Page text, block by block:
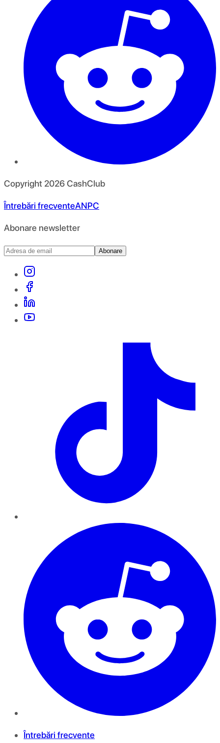
Copyright 2026CashClub
Întrebări frecventeANPC
Abonare newsletter
Abonare
Întrebări frecvente